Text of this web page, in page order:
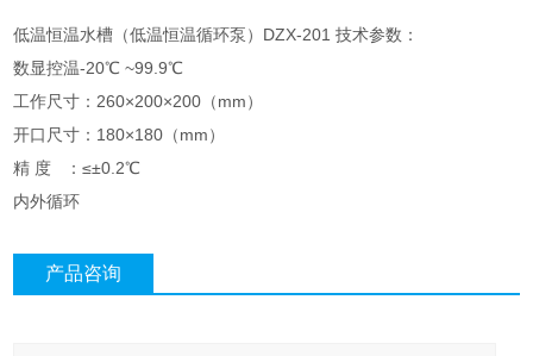
低温恒温水槽（低温恒温循环泵）DZX-201 技术参数：
数显控温-20℃ ~99.9℃
工作尺寸：260×200×200（mm）
开口尺寸：180×180（mm）
精 度 ：≤±0.2℃
内外循环
产品咨询